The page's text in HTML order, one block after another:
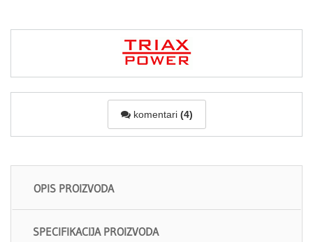
komentari (4)
OPIS PROIZVODA
SPECIFIKACIJA PROIZVODA